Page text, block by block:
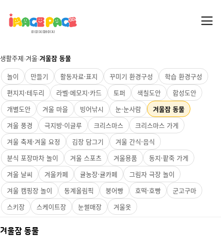
생활주제›겨울›겨울잠 동물
놀이
만들기 활동자료·표지 꾸미기 환경구성
학습 환경구성
편지지·테두리
라벨·메모지·카드 토퍼 색칠도안
합성도안
개별도안
겨울 마을 빙어낚시 눈·눈사람
겨울잠 동물
겨울 풍경
극지방·이글루 크리스마스
크리스마스 가게
겨울 축제·겨울 요정
김장 담그기
겨울 간식·음식
분식 포장마차 놀이
겨울 스포츠 겨울용품
동지·팥죽 가게
겨울 날씨
겨울카페 귤농장·귤카페
그림자 극장 놀이
겨울 캠핑장 놀이
동계올림픽 붕어빵 호떡·호빵
군고구마
스키장
스케이트장 눈썰매장 겨울옷
겨울잠 동물